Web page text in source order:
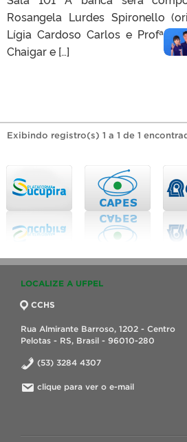
Rosangela Lurdes Spironello
Lígia Cardoso Carlos e Profª.
Chaigar e […]
Exibindo registro(s) 1 a 1 de 1
LOCALIZE A UFPEL
CCHS
Rua Almirante Barroso, 1202 - Centro
Pelotas - RS, Brasil - 96010-280
(53) 3284 4307
clique para ver o e-mail